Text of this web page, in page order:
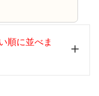
順に並べま